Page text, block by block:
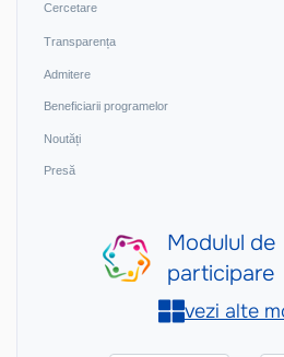
Cercetare
Transparența
Admitere
Beneficiarii programelor
Noutăți
Presă